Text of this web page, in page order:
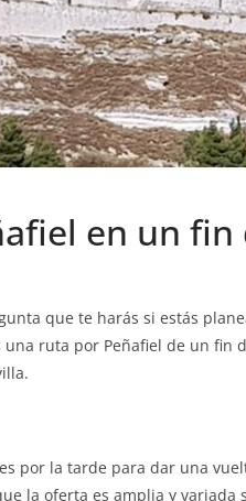
en un fin
que te harás si estás
ruta por Peñafiel de un fin
por la tarde para dar una
la oferta es amplia y variada